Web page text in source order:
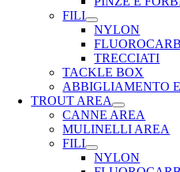
FILI
NYLON
TRECCIATI
TACKLE BOX
ABBIGLIAMENTO
TROUT AREA
CANNE AREA
MULINELLI AREA
FILI
NYLON